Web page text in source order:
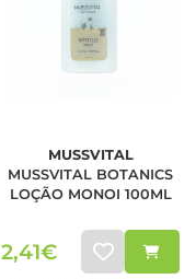
MUSSVITAL
MUSSVITAL BOTANICS
LOÇÃO MONOI 100ML
2,41€